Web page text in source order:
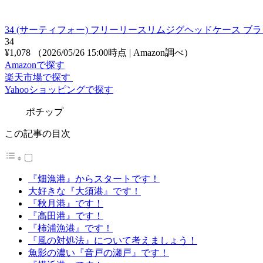
34 (サーティフォー) フリーリースリムジグヘッドケース ブ
34
¥1,078
（2026/05/26 15:00時点 | Amazon調べ）
Amazonで探す
楽天市場で探す
Yahooショッピングで探す
ポチップ
この記事の目次
『畑漁港』からスタートです！
大好きな『大須港』です！
『秋月港』です！
『高田港』です！
『柿浦漁港』です！
『風の対処法』について考えましょう！
魚影の濃い『音戸の瀬戸』です！